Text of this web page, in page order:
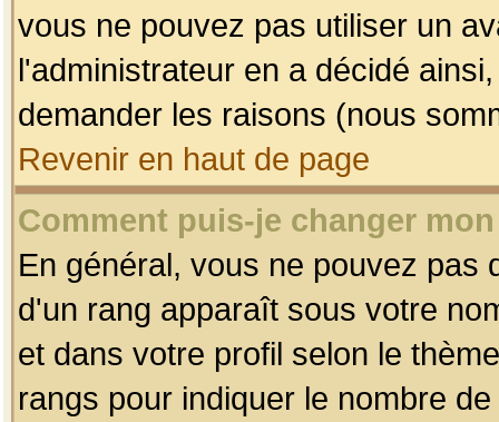
vous ne pouvez pas utiliser un
l'administrateur en a décidé
demander les raisons (nous
Revenir en haut de page
Comment puis-je changer
En général, vous ne pouvez pas
d'un rang apparaît sous votre
et dans votre profil selon le
rangs pour indiquer le nombre